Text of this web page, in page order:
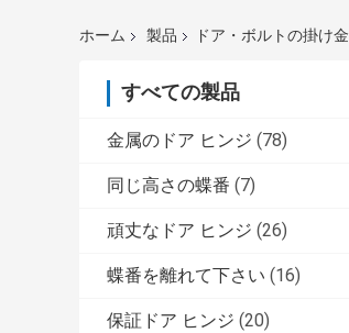
ホーム 製品 ドア・ボルトの掛け金
すべての製品
金属のドア ヒンジ (78)
同じ高さの蝶番 (7)
頑丈なドア ヒンジ (26)
蝶番を離れて下さい (16)
保証ドア ヒンジ (20)